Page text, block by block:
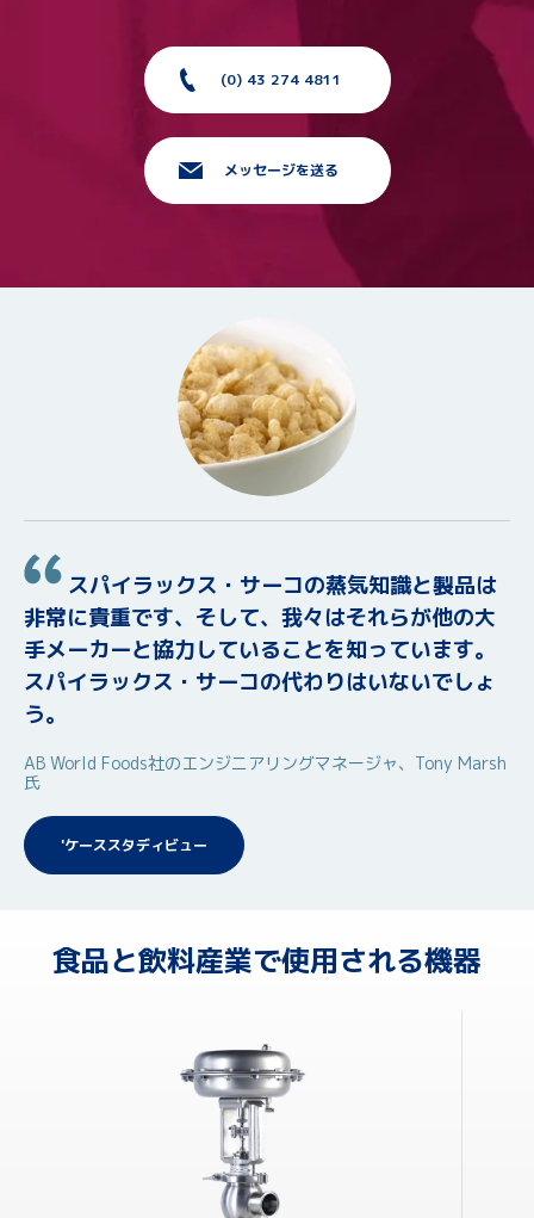
(0) 43 274 4811
メッセージを送る
スパイラックス・サーコの蒸気知識と製品は
非常に貴重です、そして、我々はそれらが他の大
手メーカーと協力していることを知っています。
スパイラックス・サーコの代わりはいないでしょ
う。
AB World Foods社のエンジニアリングマネージャ、Tony Marsh
氏
'ケーススタディビュー
食品と飲料産業で使用される機器